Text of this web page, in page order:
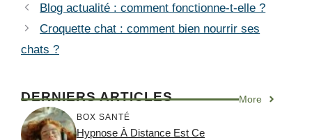
Blog actualité : comment fonctionne-t-elle ?
Croquette chat : comment bien nourrir ses
chats ?
DERNIERS ARTICLES More
BOX SANTÉ
Hypnose À Distance Est Ce